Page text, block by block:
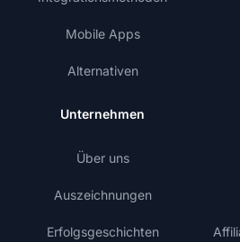
Mobile Apps
Alternativen
Unternehmen
Über uns
Auszeichnungen
Erfolgsgeschichten